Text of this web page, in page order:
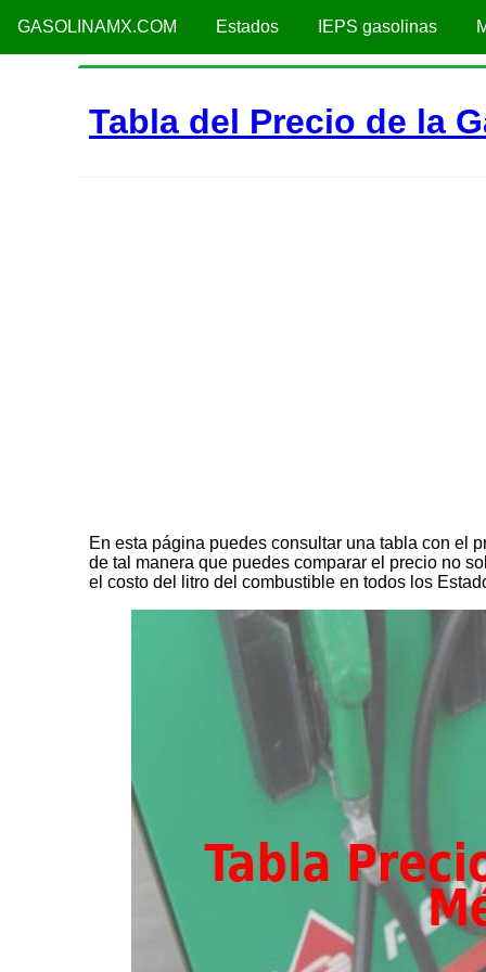
GASOLINAMX.COM Estados IEPS gasolinas
Tabla del Precio de la
En esta página puedes consultar una tabla con el
de tal manera que puedes comparar el precio no
el costo del litro del combustible en todos los